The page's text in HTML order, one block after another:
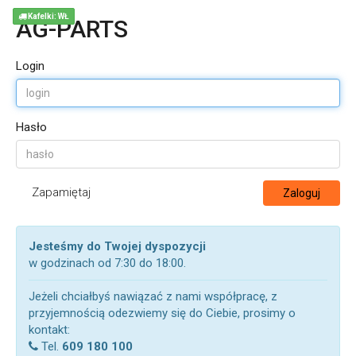
AG-PARTS
Login
Hasło
Zapamiętaj Zaloguj
Jesteśmy do Twojej dyspozycji
w godzinach od 7:30 do 18:00.
Jeżeli chciałbyś nawiązać z nami współpracę, z
przyjemnością odezwiemy się do Ciebie, prosimy o
kontakt:
Tel. 609 180 100
Kafelki: WŁ